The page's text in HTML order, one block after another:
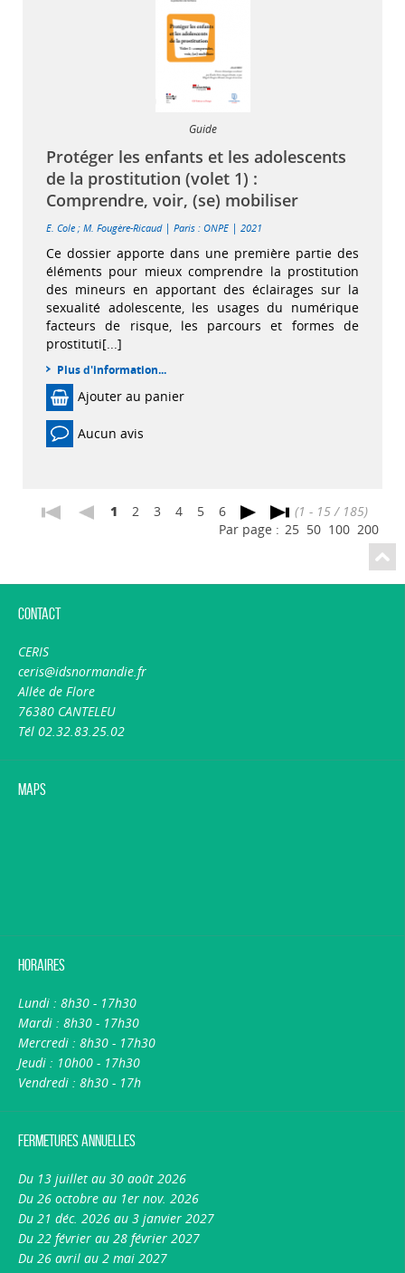
Guide
Protéger les enfants et les adolescents
de la prostitution (volet 1) :
Comprendre, voir, (se) mobiliser
E. Cole ; M. Fougère-Ricaud | Paris : ONPE | 2021
Ce dossier apporte dans une première partie des
éléments pour mieux comprendre la prostitution
des mineurs en apportant des éclairages sur la
sexualité adolescente, les usages du numérique
facteurs de risque, les parcours et formes de
prostituti[...]
Plus d'information...
Ajouter au panier
Aucun avis
1 2 3 4 5 6
(1 - 15 / 185)
Par page : 25 50 100 200
Contact
CERIS
ceris@idsnormandie.fr
Allée de Flore
76380 CANTELEU
Tél 02.32.83.25.02
Maps
Horaires
Lundi : 8h30 - 17h30
Mardi : 8h30 - 17h30
Mercredi : 8h30 - 17h30
Jeudi : 10h00 - 17h30
Vendredi : 8h30 - 17h
Fermetures annuelles
Du 13 juillet au 30 août 2026
Du 26 octobre au 1er nov. 2026
Du 21 déc. 2026 au 3 janvier 2027
Du 22 février au 28 février 2027
Du 26 avril au 2 mai 2027